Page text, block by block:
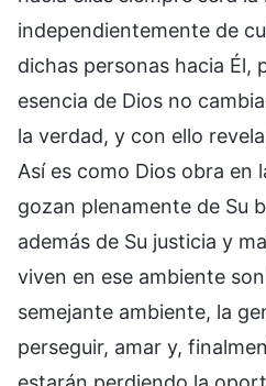
independientemente de
dichas personas hacia Él,
esencia de Dios no
la verdad, y con ello
Así es como Dios obra en
gozan plenamente de Su
además de Su justicia y
viven en ese ambiente
semejante ambiente, la
perseguir, amar y,